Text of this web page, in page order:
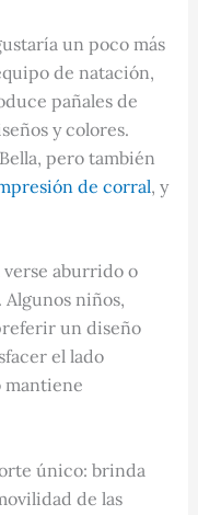
un poco más
de natación,
pañales de
y colores.
pero también
de corral, y
aburrido o
niños,
un diseño
el lado
único: brinda
de las